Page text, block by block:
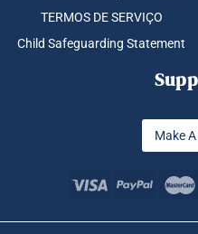
TERMOS DE SERVIÇO
Child Safeguarding Statement
Make